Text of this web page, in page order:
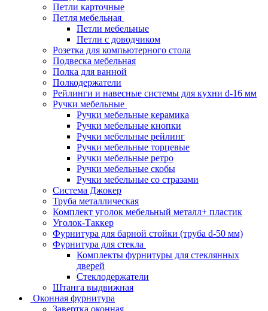
Петли карточные
Петля мебельная
Петли мебельные
Петли с доводчиком
Розетка для компьютерного стола
Подвеска мебельная
Полка для ванной
Полкодержатели
Рейлинги и навесные системы для кухни d-16 мм
Ручки мебельные
Ручки мебельные керамика
Ручки мебельные кнопки
Ручки мебельные рейлинг
Ручки мебельные торцевые
Ручки мебельные ретро
Ручки мебельные скобы
Ручки мебельные со стразами
Система Джокер
Труба металлическая
Комплект уголок мебельный металл+ пластик
Уголок-Таккер
Фурнитура для барной стойки (труба d-50 мм)
Фурнитура для стекла
Комплекты фурнитуры для стеклянных
дверей
Стеклодержатели
Штанга выдвижная
Оконная фурнитура
Завертка оконная